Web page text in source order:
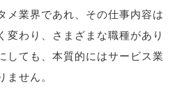
メ業界であれ、その仕事内容は
変わり、さまざまな職種があり
しても、本質的にはサービス業
せん。